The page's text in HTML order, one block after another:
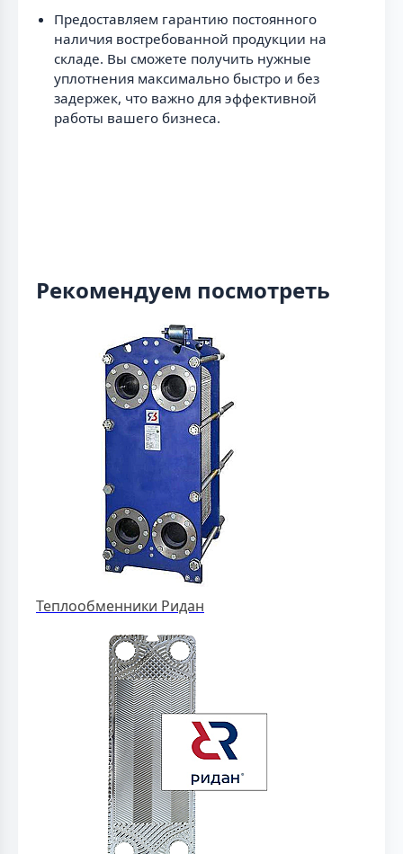
Предоставляем гарантию постоянного
наличия востребованной продукции на
складе. Вы сможете получить нужные
уплотнения максимально быстро и без
задержек, что важно для эффективной
работы вашего бизнеса.
Рекомендуем посмотреть
Теплообменники Ридан